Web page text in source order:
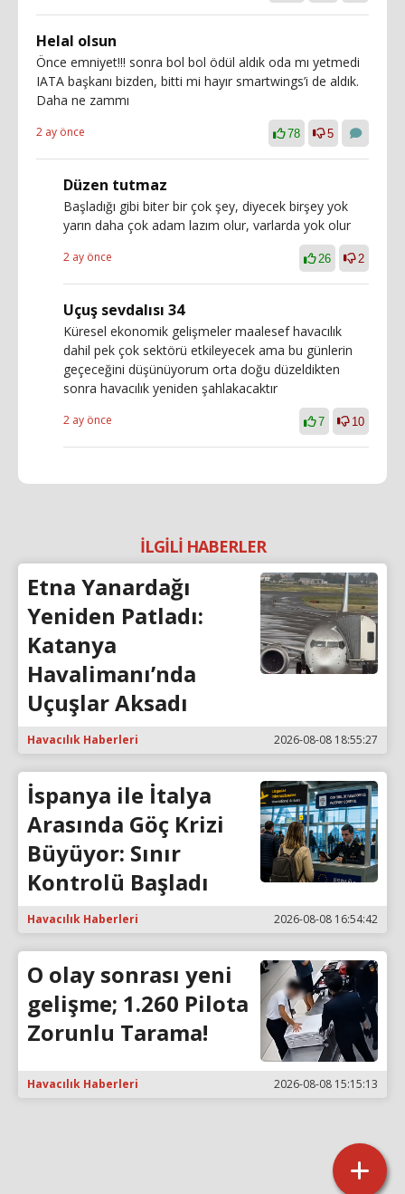
Helal olsun
Önce emniyet!!! sonra bol bol ödül aldık oda mı yetmedi
IATA başkanı bizden, bitti mi hayır smartwings’i de aldık.
Daha ne zammı
2 ay önce 78 5
Düzen tutmaz
Başladığı gibi biter bir çok şey, diyecek birşey yok
yarın daha çok adam lazım olur, varlarda yok olur
2 ay önce 26 2
Uçuş sevdalısı 34
Küresel ekonomik gelişmeler maalesef havacılık
dahil pek çok sektörü etkileyecek ama bu günlerin
geçeceğini düşünüyorum orta doğu düzeldikten
sonra havacılık yeniden şahlakacaktır
2 ay önce 7 10
İLGİLİ HABERLER
Etna Yanardağı
Yeniden Patladı:
Katanya
Havalimanı’nda
Uçuşlar Aksadı
Havacılık Haberleri 2026-08-08 18:55:27
İspanya ile İtalya
Arasında Göç Krizi
Büyüyor: Sınır
Kontrolü Başladı
Havacılık Haberleri 2026-08-08 16:54:42
O olay sonrası yeni
gelişme; 1.260 Pilota
Zorunlu Tarama!
Havacılık Haberleri 2026-08-08 15:15:13